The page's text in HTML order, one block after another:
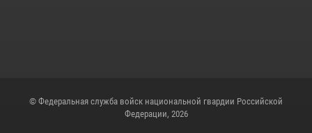
© Федеральная служба войск национальной гвардии Российской
Федерации, 2026